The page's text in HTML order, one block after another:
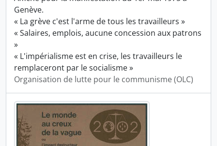
Genève.
« La grève c'est l'arme de tous les travailleurs »
« Salaires, emplois, aucune concession aux patrons
»
« L'impérialisme est en crise, les travailleurs le
remplaceront par le socialisme »
Organisation de lutte pour le communisme (OLC)